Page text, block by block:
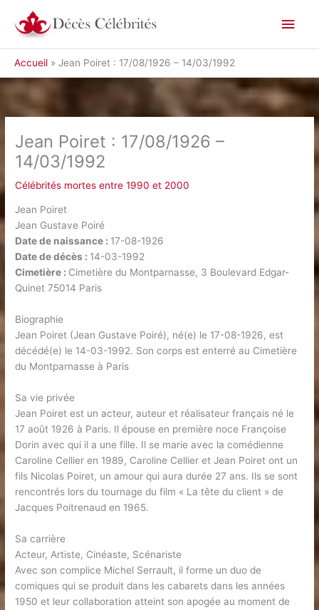
contenu
Accueil Jean Poiret : 17/08/1926 – 14/03/1992
Jean Poiret : 17/08/1926 –
14/03/1992
Célébrités mortes entre 1990 et 2000
Jean Poiret
Jean Gustave Poiré
Date de naissance : 17-08-1926
Date de décès : 14-03-1992
Cimetière : Cimetière du Montparnasse, 3 Boulevard Edgar-
Quinet 75014 Paris
Biographie
Jean Poiret (Jean Gustave Poiré), né(e) le 17-08-1926, est
décédé(e) le 14-03-1992. Son corps est enterré au Cimetière
du Montparnasse à Paris
Sa vie privée
Jean Poiret est un acteur, auteur et réalisateur français né le
17 août 1926 à Paris. Il épouse en première noce Françoise
Dorin avec qui il a une fille. Il se marie avec la comédienne
Caroline Cellier en 1989, Caroline Cellier et Jean Poiret ont un
fils Nicolas Poiret, un amour qui aura durée 27 ans. Ils se sont
rencontrés lors du tournage du film « La tête du client » de
Jacques Poitrenaud en 1965.
Sa carrière
Acteur, Artiste, Cinéaste, Scénariste
Avec son complice Michel Serrault, il forme un duo de
comiques qui se produit dans les cabarets dans les années
1950 et leur collaboration atteint son apogée au moment de